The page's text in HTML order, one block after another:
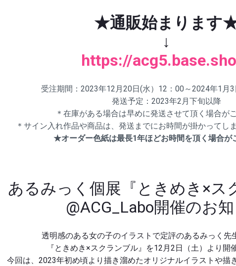
★通販始まります
↓
https://
受注期間：2023年12月20日(水）12：00～2024年1月
発送予定：2023年2月下旬以降
＊在庫がある場合は早めに発送させて頂く場合が
＊サイン入れ作品や商品は、発送までにお時間が掛かってし
★オーダー色紙は最長1年ほどお時間を頂く場合が
あるみっく個展『ときめき×ス
@ACG_Labo開催のお
透明感のある女の子のイラストで定評のあるみっく先
『ときめき×スクランブル』を12月2日（土）より開
今回は、2023年初め頃より描き溜めたオリジナルイラストや描